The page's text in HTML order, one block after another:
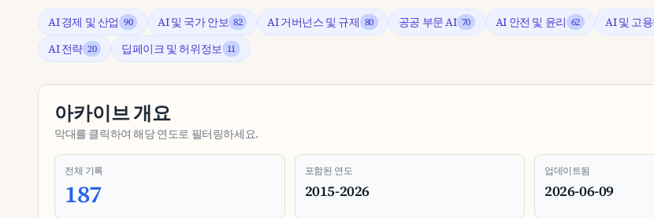
AI 경제 및 산업 90 AI 및 국가 안보 82 AI 거버넌스 및 규제 80 공공 부문 AI 70 AI 안전 및 윤리 62 AI 및 고용
AI 전략 20 딥페이크 및 허위정보 11
아카이브 개요
막대를 클릭하여 해당 연도로 필터링하세요.
전체 기록
187
포함된 연도
2015-2026
업데이트됨
2026-06-09